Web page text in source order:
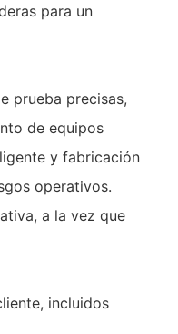
para un
prueba precisas,
de equipos
y fabricación
operativos.
a la vez que
incluidos